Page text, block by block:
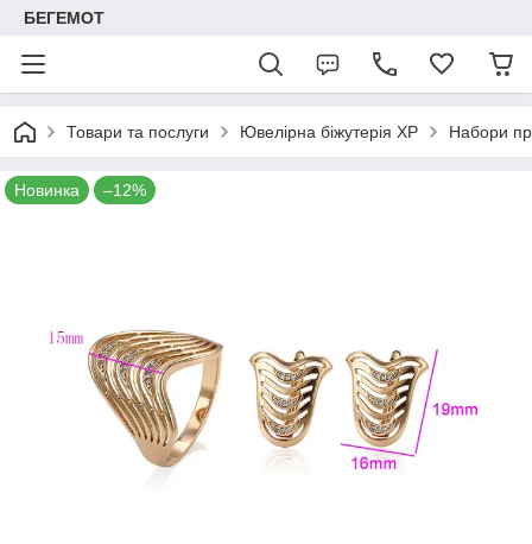
БЕГЕМОТ
Товари та послуги Ювелірна біжутерія XP Набори
Новинка –12%